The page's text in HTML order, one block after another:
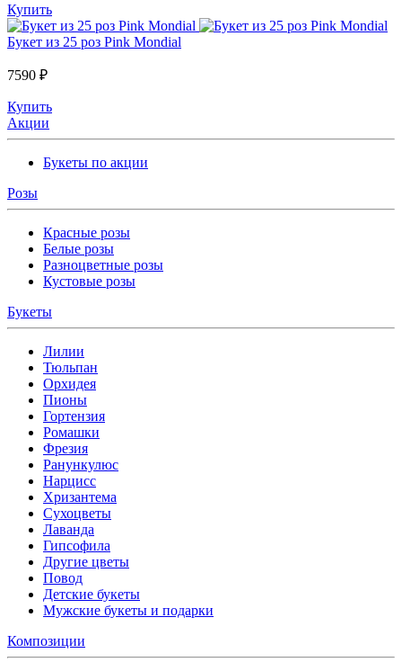
Купить
Букет из 25 роз Pink Mondial
7590 ₽
Купить
Акции
Букеты по акции
Розы
Красные розы
Белые розы
Разноцветные розы
Кустовые розы
Букеты
Лилии
Тюльпан
Орхидея
Пионы
Гортензия
Ромашки
Фрезия
Ранункулюс
Нарцисс
Хризантема
Сухоцветы
Лаванда
Гипсофила
Другие цветы
Повод
Детские букеты
Мужские букеты и подарки
Композиции